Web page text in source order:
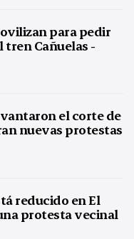
para pedir
tren Cañuelas -
el corte de
nuevas protestas
reducido en El
protesta vecinal